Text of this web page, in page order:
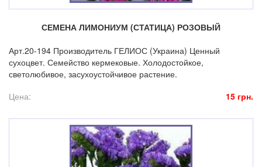
СЕМЕНА ЛИМОНИУМ (СТАТИЦА) РОЗОВЫЙ
Арт.20-194 Производитель ГЕЛИОС (Украина) Ценный
сухоцвет. Семейство кермековые. Холодостойкое,
светолюбивое, засухоустойчивое растение.
Цена:
15 грн.